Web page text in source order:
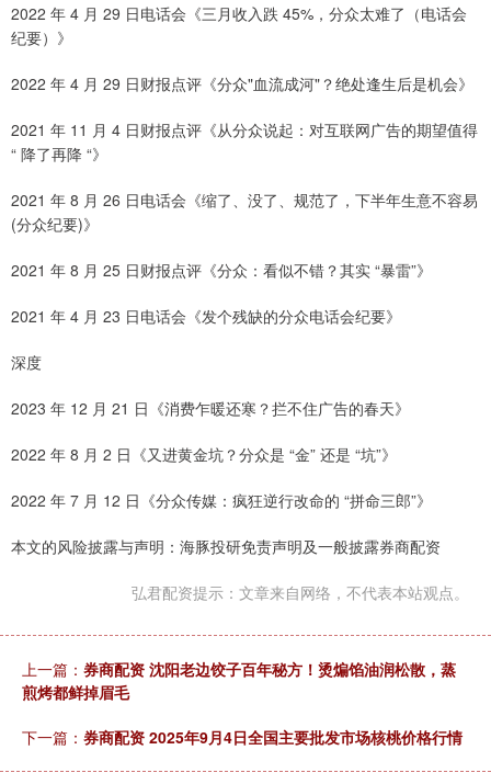
2022 年 4 月 29 日电话会《三月收入跌 45%，分众太难了（电话会
纪要）》
2022 年 4 月 29 日财报点评《分众"血流成河"？绝处逢生后是机会》
2021 年 11 月 4 日财报点评《从分众说起：对互联网广告的期望值得
“ 降了再降 “》
2021 年 8 月 26 日电话会《缩了、没了、规范了，下半年生意不容易
(分众纪要)》
2021 年 8 月 25 日财报点评《分众：看似不错？其实 “暴雷”》
2021 年 4 月 23 日电话会《发个残缺的分众电话会纪要》
深度
2023 年 12 月 21 日《消费乍暖还寒？拦不住广告的春天》
2022 年 8 月 2 日《又进黄金坑？分众是 “金” 还是 “坑”》
2022 年 7 月 12 日《分众传媒：疯狂逆行改命的 “拼命三郎”》
本文的风险披露与声明：海豚投研免责声明及一般披露券商配资
弘君配资提示：文章来自网络，不代表本站观点。
上一篇： 券商配资 沈阳老边饺子百年秘方！烫煸馅油润松散，蒸
煎烤都鲜掉眉毛
下一篇： 券商配资 2025年9月4日全国主要批发市场核桃价格行情